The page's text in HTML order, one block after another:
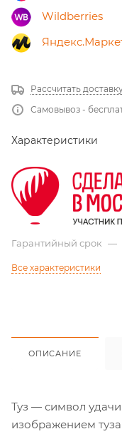
Wildberries
Рассчитать
Самовывоз -
Характеристики
Гарантийный срок —
Все характеристики
ОПИСАНИЕ
Туз — символ удачи
изображением